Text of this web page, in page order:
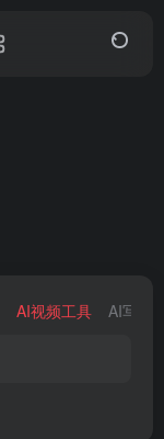
AI视频工具 AI写作